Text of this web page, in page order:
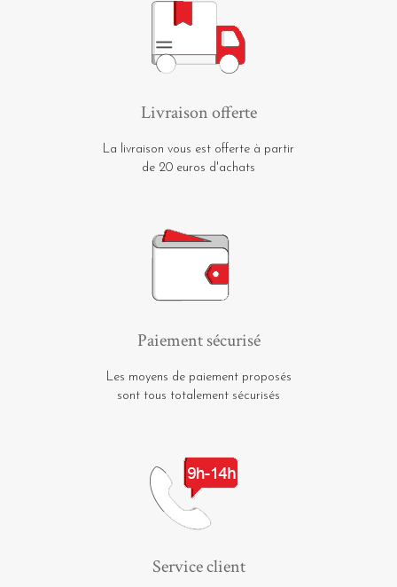
Livraison offerte
La livraison vous est offerte à partir
de 20 euros d'achats
Paiement sécurisé
Les moyens de paiement proposés
sont tous totalement sécurisés
Service client